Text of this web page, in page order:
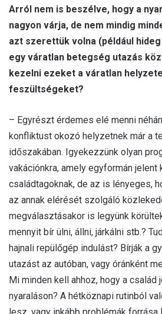
Arról nem is beszélve, hogy a
nagyon várja, de nem mindig
azt szerettük volna (például
egy váratlan betegség utazás
kezelni ezeket a váratlan
feszültségeket?
– Egyrészt érdemes elé menni
konfliktust okozó helyzetnek már a
időszakában. Igyekezzünk olyan
vakációnkra, amely egyformán
családtagoknak, de az is lényeges,
az annak elérését szolgáló
megválasztásakor is legyünk
mennyit bír ülni, állni, járkálni stb.?
hajnali repülőgép indulást? Bírják a
utazást az autóban, vagy óránként
Mi minden kell ahhoz, hogy a család
nyaraláson? A hétköznapi rutinból